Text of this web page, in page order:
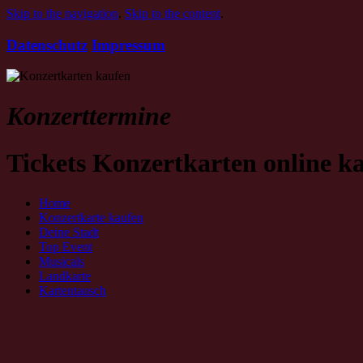
Skip to the navigation. Skip to the content.
Datenschutz Impressum
Konzerttermine
Tickets Konzertkarten online
Home
Konzertkarte kaufen
Deine Stadt
Top Event
Musicals
Landkarte
Kartentausch